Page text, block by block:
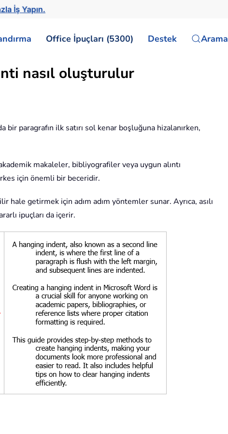
İş Yapın.
Office İpuçları (5300) Destek Arama
nasıl oluşturulur
paragrafın ilk satırı sol kenar boşluğuna hizalanırken,
makaleler, bibliyografiler veya uygun alıntı
için önemli bir beceridir.
getirmek için adım adım yöntemler sunar. Ayrıca, asılı
ipuçları da içerir.